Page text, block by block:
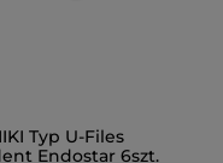
Typ U-Files
Endostar 6szt.